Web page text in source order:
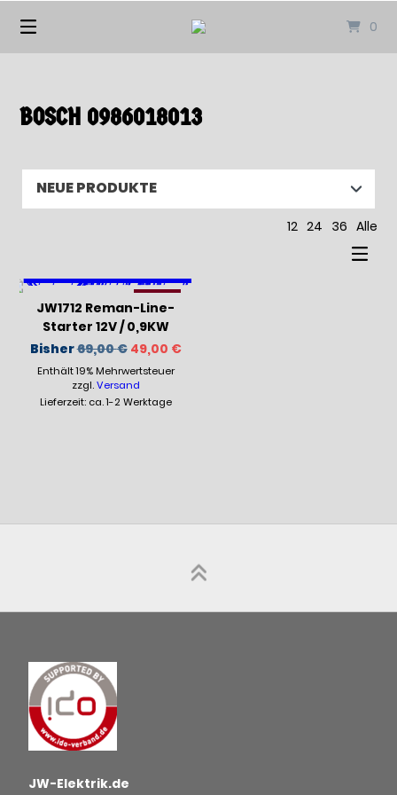
0
BOSCH 0986018013
12 24 36 Alle
-29%
JW1712 Reman-Line-
Starter 12V / 0,9KW
Bisher69,00€ Ursprünglicher
Preis
war:
69,00 €
49,00 €Aktueller
Enthält 19% Mehrwertsteuer
zzgl.Versand
Lieferzeit: ca. 1-2 Werktage
JW-Elektrik.de